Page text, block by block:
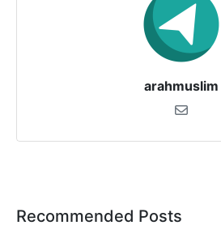
arahmuslim
Recommended Posts